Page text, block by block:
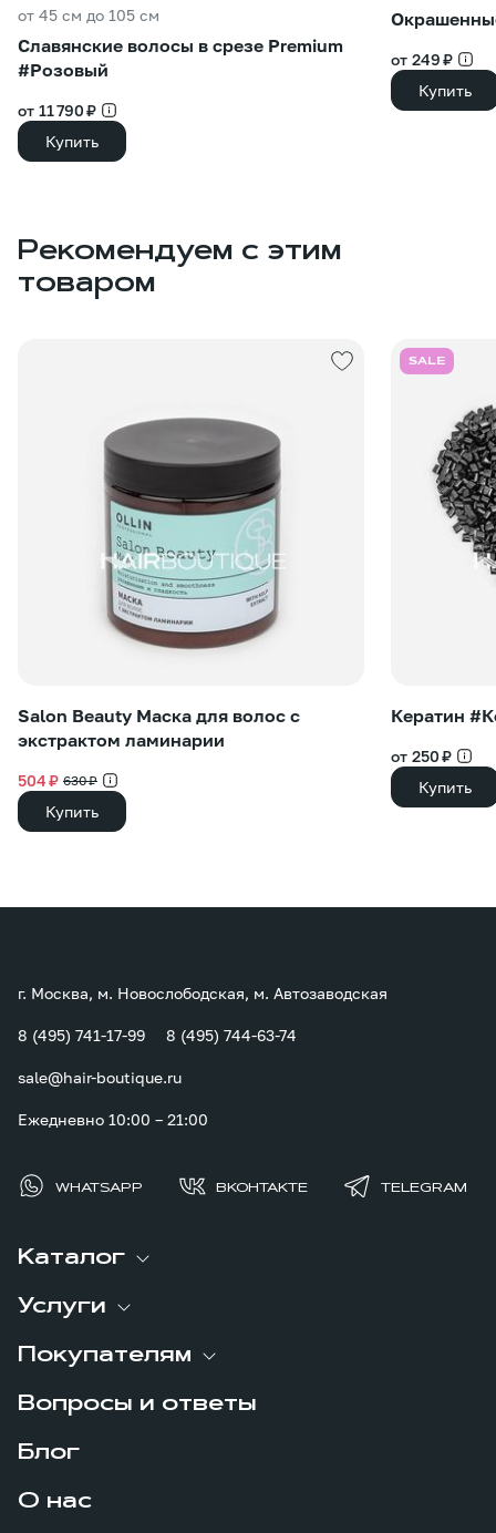
от 45 см до 105 см
Славянские волосы в срезе Premium
#Розовый
от 11 790 ₽
Купить
от 249 ₽
Купить
Рекомендуем с этим
товаром
Salon Beauty Маска для волос с
экстрактом ламинарии
504 ₽ 630 ₽
Купить
SALE
Кератин
от 250 ₽
Купить
Каталог
Услуги
Покупателям
Вопросы и ответы
Блог
О нас
г. Москва, м. Новослободская, м. Автозаводская
8 (495) 741-17-99 8 (495) 744-63-74
sale@hair-boutique.ru
Ежедневно 10:00 – 21:00
WHATSAPP ВКОНТАКТЕ TELEGRAM